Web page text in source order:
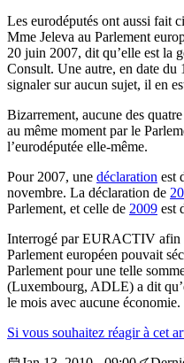
Les eurodéputés ont aussi fait
Mme Jeleva au Parlement
20 juin 2007, dit qu’elle est la
Consult. Une autre, en date du
signaler sur aucun sujet, il en
Bizarrement, aucune des
au même moment par le
l’eurodéputée elle-même.
Pour 2007, une déclaration est
novembre. La déclaration de
Parlement, et celle de 2009 est
Interrogé par EURACTIV afin
Parlement européen pouvait
Parlement pour une telle
(Luxembourg, ADLE) a dit
le mois avec aucune économie.
Si vous souhaitez réagir à cet